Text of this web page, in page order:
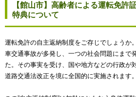
【館山市】高齢者による運転免許
特典について
運転免許の自主返納制度をご存じでしょうか
車交通事故が多発し、一つの社会問題にまで
た。その事実を受け、国や地方などの行政が
道路交通法改正を境に全国的に実施されます。